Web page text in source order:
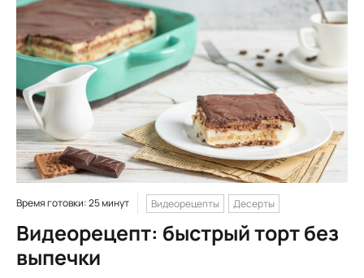
Время готовки: 25 минут Видеорецепты Десерты
Видеорецепт: быстрый торт без
выпечки